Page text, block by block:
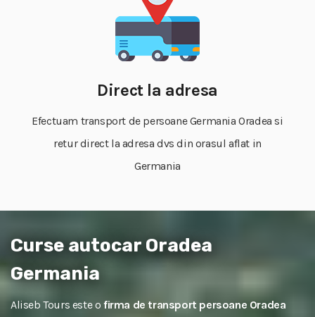
Direct la adresa
Efectuam transport de persoane Germania Oradea si
retur direct la adresa dvs din orasul aflat in
Germania
Curse autocar Oradea
Germania
Aliseb Tours este o firma de transport persoane Oradea